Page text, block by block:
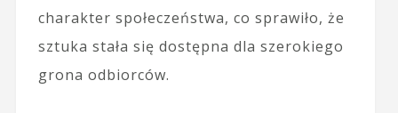
charakter społeczeństwa, co sprawiło, że
sztuka stała się dostępna dla szerokiego
grona odbiorców.